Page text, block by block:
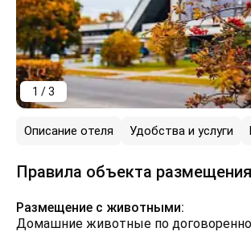
1 / 3
Описание отеля Удобства и услуги
Правила объекта размещения
Размещение с животными:
Домашние животные по